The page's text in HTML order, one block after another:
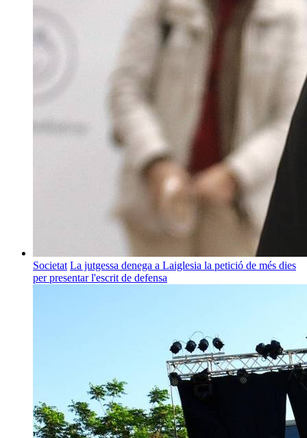
Societat La jutgessa denega a Laiglesia la petició de més dies
per presentar l'escrit de defensa